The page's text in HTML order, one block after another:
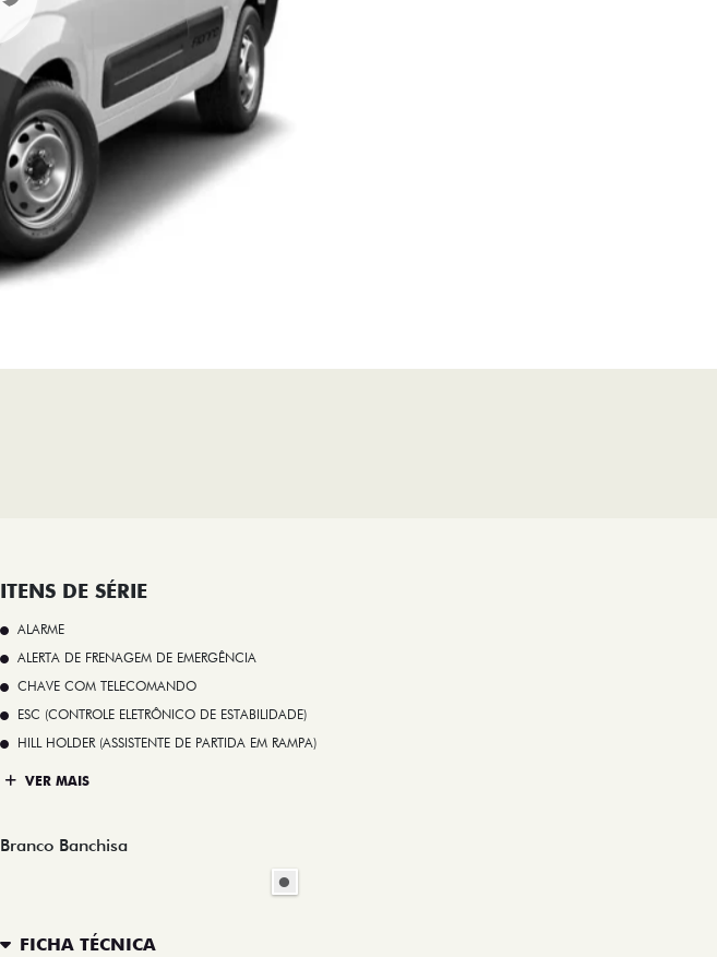
ITENS DE SÉRIE
ALARME
ALERTA DE FRENAGEM DE EMERGÊNCIA
CHAVE COM TELECOMANDO
ESC (CONTROLE ELETRÔNICO DE ESTABILIDADE)
HILL HOLDER (ASSISTENTE DE PARTIDA EM RAMPA)
VER MAIS
Branco Banchisa
FICHA TÉCNICA